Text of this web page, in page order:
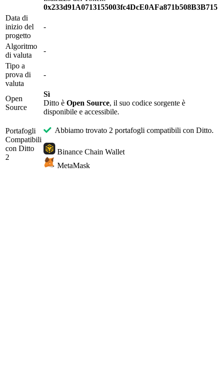
0x233d91A0713155003fc4DcE0AFa871b508B3B715
Data di
inizio del
progetto
-
Algoritmo
di valuta
-
Tipo a
prova di
valuta
-
Open
Source
Sì
Ditto è Open Source, il suo codice sorgente è
disponibile e accessibile.
Portafogli
Compatibili
con Ditto
2
Abbiamo trovato 2 portafogli compatibili con Ditto.
Binance Chain Wallet
MetaMask